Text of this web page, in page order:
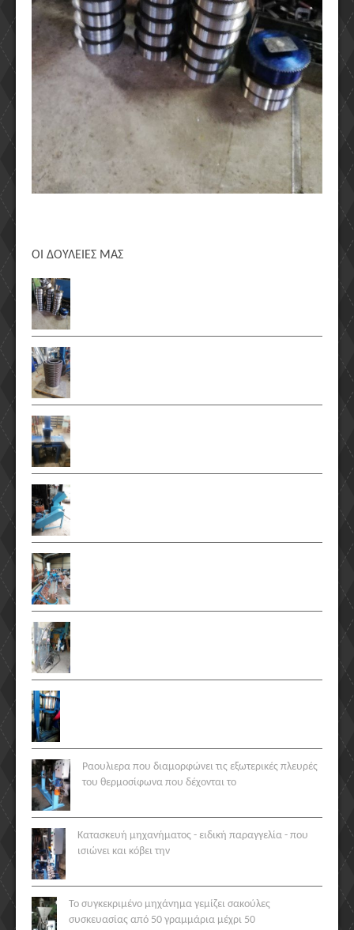
ΟΙ ΔΟΥΛΕΙΕΣ ΜΑΣ
Ραουλιερα που διαμορφώνει τις εξωτερικές πλευρές
του θερμοσίφωνα που δέχονται το
Κατασκευή μηχανήματος - ειδική παραγγελία - που
ισιώνει και κόβει την
Το συγκεκριμένο μηχάνημα γεμίζει σακούλες
συσκευασίας από 50 γραμμάρια μέχρι 50